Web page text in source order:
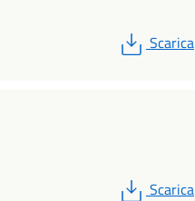
PDF
Scarica
PDF
Scarica